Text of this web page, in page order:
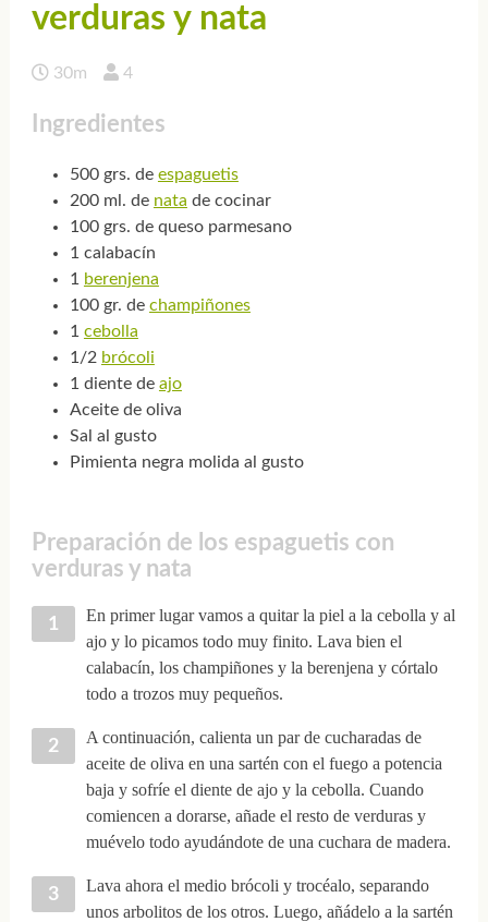
verduras y nata
30m 4
Ingredientes
500 grs. de espaguetis
200 ml. de nata de cocinar
100 grs. de queso parmesano
1 calabacín
1
berenjena
100 gr. de champiñones
1 cebolla
1/2 brócoli
1 diente de ajo
Aceite de oliva
Sal al gusto
Pimienta negra molida al gusto
Preparación de los espaguetis con
verduras y nata
En primer lugar vamos a quitar la piel a la cebolla y al
ajo y lo picamos todo muy finito. Lava bien el
calabacín, los champiñones y la berenjena y córtalo
todo a trozos muy pequeños.
A continuación, calienta un par de cucharadas de
aceite de oliva en una sartén con el fuego a potencia
baja y sofríe el diente de ajo y la cebolla. Cuando
comiencen a dorarse, añade el resto de verduras y
muévelo todo ayudándote de una cuchara de madera.
Lava ahora el medio brócoli y trocéalo, separando
unos arbolitos de los otros. Luego, añádelo a la sartén